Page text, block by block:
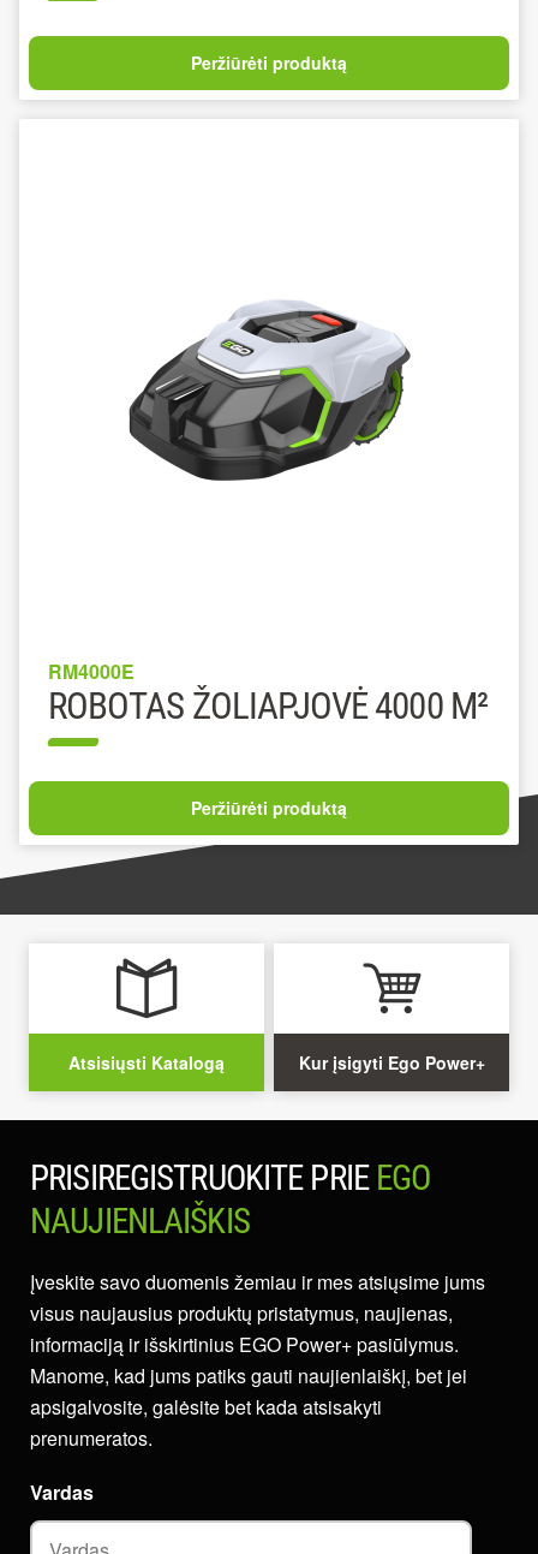
Peržiūrėti produktą
RM4000E
ROBOTAS ŽOLIAPJOVĖ 4000 M²
Peržiūrėti produktą
Atsisiųsti Katalogą Kur įsigyti Ego Power+
PRISIREGISTRUOKITE PRIE EGO
NAUJIENLAIŠKIS
Įveskite savo duomenis žemiau ir mes atsiųsime jums
visus naujausius produktų pristatymus, naujienas,
informaciją ir išskirtinius EGO Power+ pasiūlymus.
Manome, kad jums patiks gauti naujienlaiškį, bet jei
apsigalvosite, galėsite bet kada atsisakyti
prenumeratos.
Vardas